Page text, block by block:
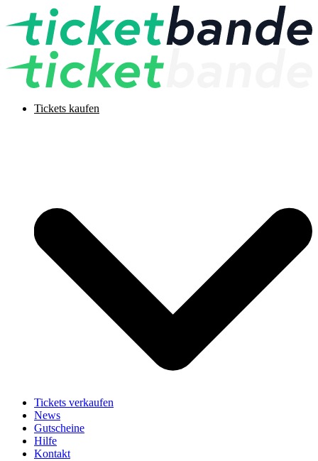
Tickets kaufen
Tickets verkaufen
News
Gutscheine
Hilfe
Kontakt